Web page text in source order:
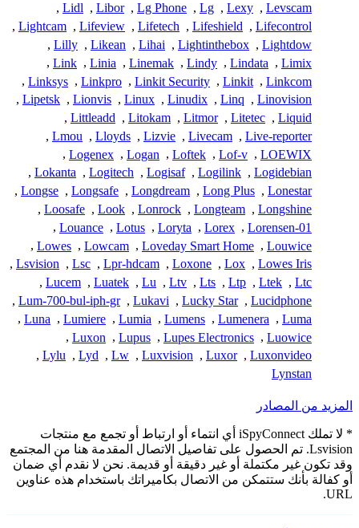
Levscam
,
Lexy
,
Lg
,
Lg Phone
,
Libor
,
Lidl
,
Lifecontrol
,
Lifeshield
,
Lifetech
,
Lifeview
,
Lightcam
,
Lightdow
,
Lightinthebox
,
Lihai
,
Likean
,
Lilly
,
Limix
,
Lindata
,
Lindy
,
Linemak
,
Linia
,
Link
,
Linkcom
,
Linkit
,
Linkit Security
,
Linkpro
,
Linksys
,
Linovision
,
Linq
,
Linudix
,
Linux
,
Lionvis
,
Lipetsk
,
Liquid
,
Litetec
,
Litmor
,
Litokam
,
Littleadd
,
Live-reporter
,
Livecam
,
Lizvie
,
Lloyds
,
Lmou
,
LOEWIX
,
Lof-v
,
Loftek
,
Logan
,
Logenex
,
Logidebian
,
Logilink
,
Logisaf
,
Logitech
,
Lokanta
,
Lonestar
,
Long Plus
,
Longdream
,
Longsafe
,
Longse
,
Longshine
,
Longteam
,
Lonrock
,
Look
,
Loosafe
,
Lorensen-01
,
Lorex
,
Loryta
,
Lotus
,
Louance
,
Louwice
,
Loveday Smart Home
,
Lowcam
,
Lowes
,
Lowes Iris
,
Lox
,
Loxone
,
Lpr-hdcam
,
Lsc
,
Lsvision
,
Ltc
,
Ltek
,
Ltp
,
Lts
,
Ltv
,
Lu
,
Luatek
,
Lucem
,
Lucidphone
,
Lucky Star
,
Lukavi
,
Lum-700-bul-iph-gr
,
Luma
,
Lumenera
,
Lumens
,
Lumia
,
Lumiere
,
Luna
,
Luowice
,
Lupes Electronics
,
Lupus
,
Luxon
,
Luxonvideo
,
Luxor
,
Luxvision
,
Lw
,
Lyd
,
Lylu
,
Lynstan
المزيد من المصادر
* لا تملك iSpyConnect أي انتماء أو ارتباط أو تجمع مع منتجات
Lsvision. تم الحصول على تفاصيل الاتصال المقدمة هنا من المجتمع
وقد تكون غير مكتملة أو غير دقيقة أو قديمة. نحن لا نقدم أي ضمان
أو كفالة بأنك ستتمكن من الاتصال بكاميراتك باستخدام هذه عناوين
URL.